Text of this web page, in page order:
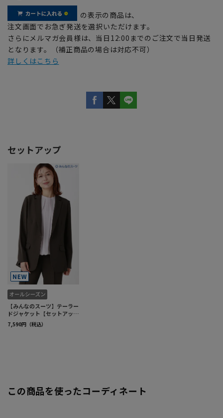
の表示の商品は、
注文画面でお急ぎ発送を選択いただけます。
さらにメルマガ会員様は、当日12:00までのご注文で当日発送
となります。（補正商品の場合は対応不可）
詳しくはこちら
この商品を使ったコーディネート